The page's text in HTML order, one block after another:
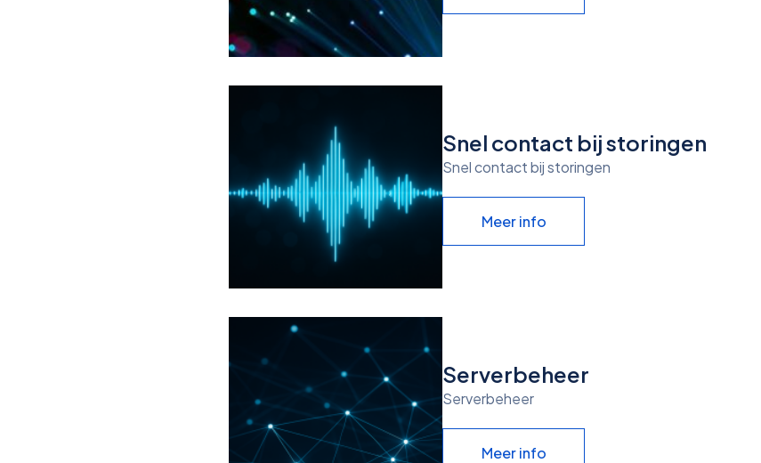
Snel contact bij storingen
Snel contact bij storingen
Meer info
Serverbeheer
Serverbeheer
Meer info